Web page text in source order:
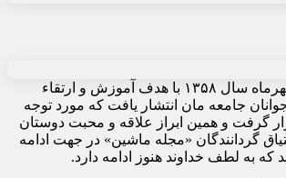
«مجله ماشین» از مهرماه سال ۱۳۵۸ با هدف آموزش و ارتقاء
جامعه مان انتشار یافت که مورد توجه
گرفت و همین ابراز علاقه و محبت دوستان
گردانندگان «مجله ماشین» در جهت ادامه
که به لطف خداوند هنوز ادامه دارد.